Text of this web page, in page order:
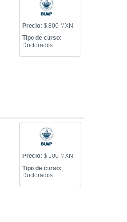
Precio: $ 800 MXN
Tipo de curso:
Doctorados
Precio: $ 100 MXN
Tipo de curso:
Doctorados